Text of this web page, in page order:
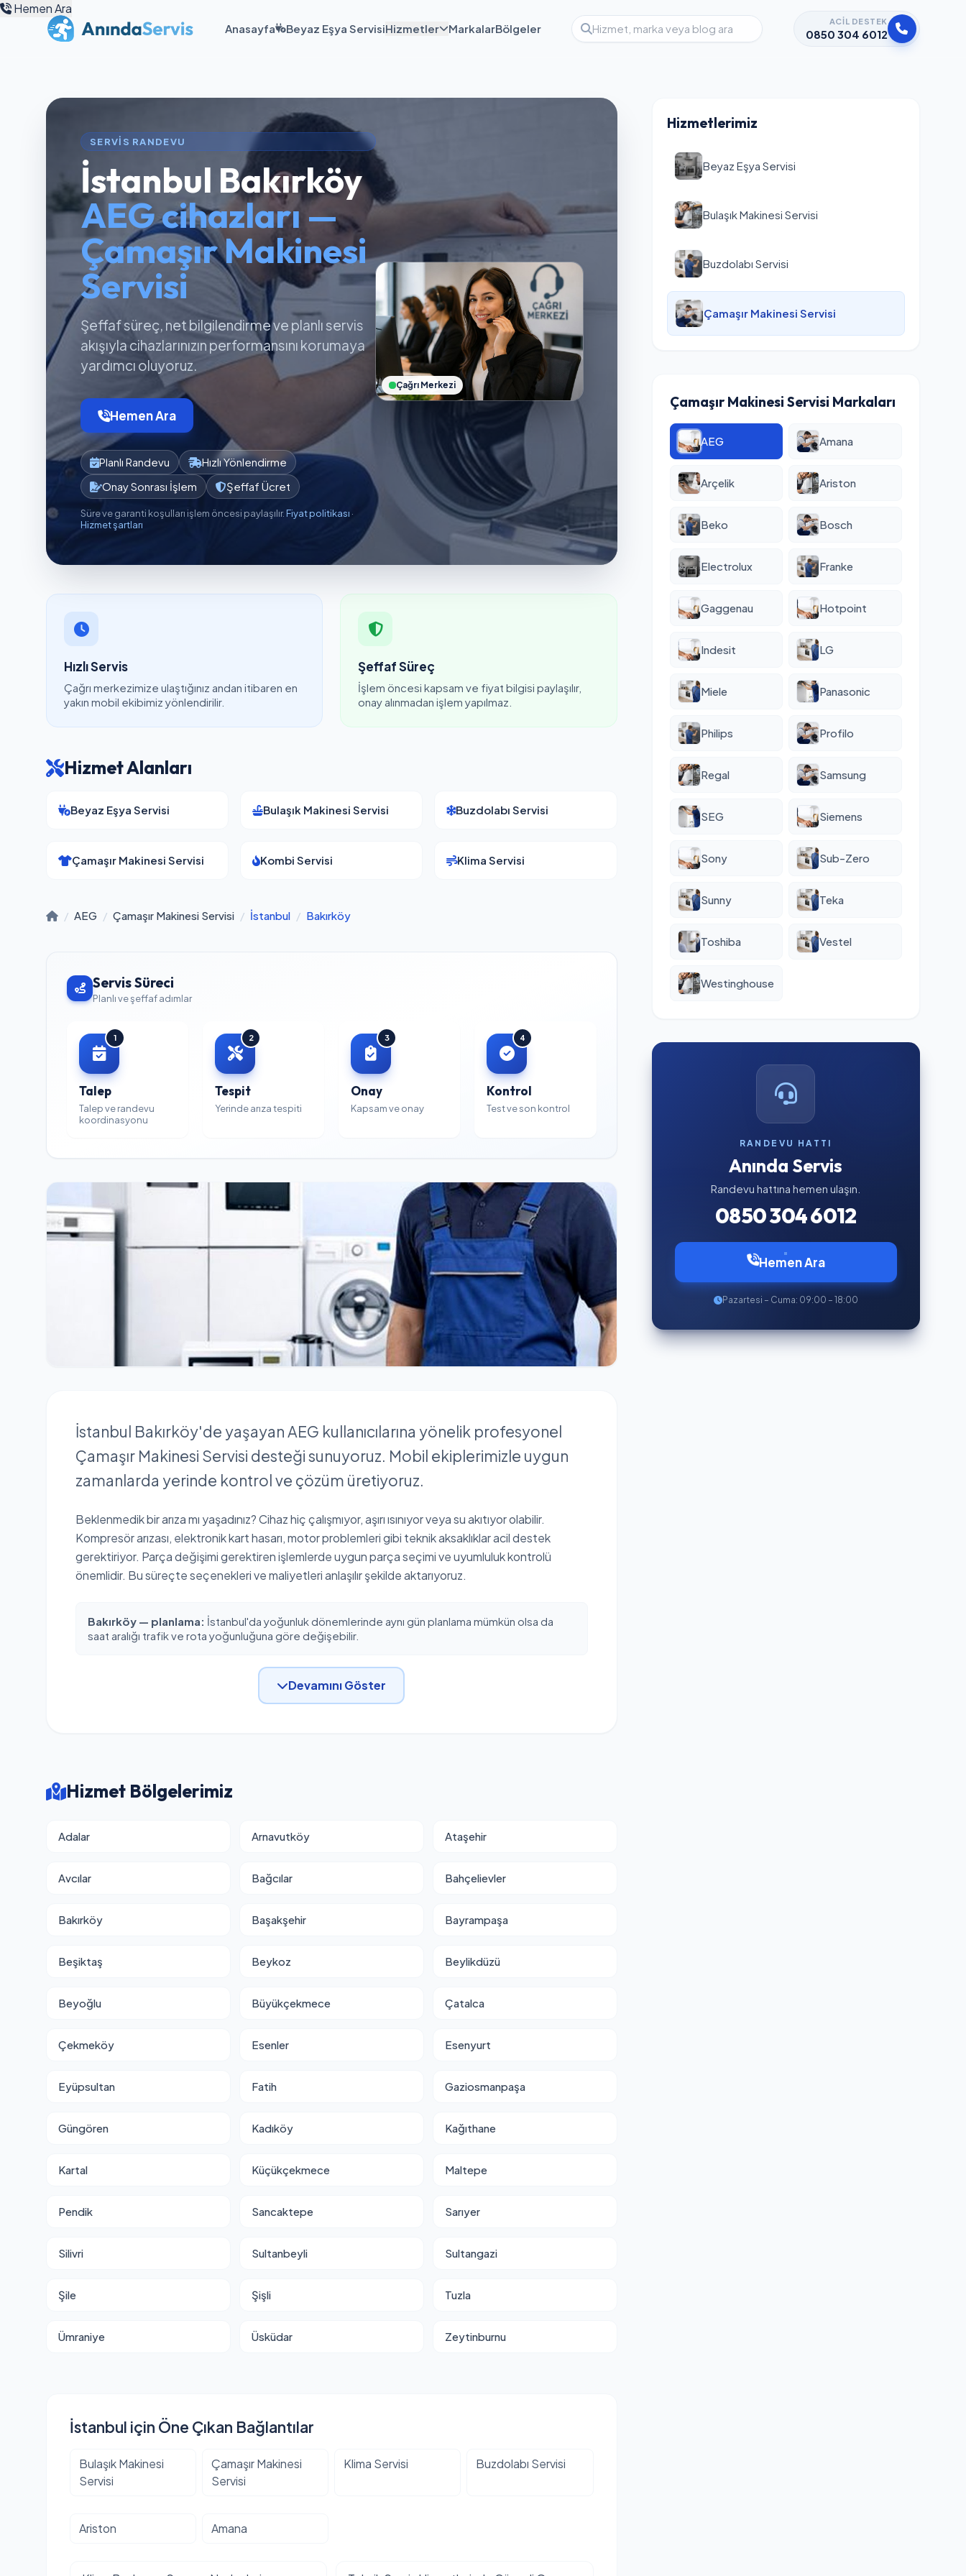
Anasayfa Beyaz Eşya ServisiHizmetler MarkalarBölgeler
ACIL DESTEK
0850 304 6012
Hemen Ara
SERVIS RANDEVU
İstanbul Bakırköy
AEG cihazları —
Çamaşır Makinesi
Servisi
Şeffaf süreç, net bilgilendirme ve planlı servis
akışıyla cihazlarınızın performansını korumaya
yardımcı oluyoruz.
Hemen Ara
Planlı Randevu
Hızlı Yönlendirme
Onay Sonrası İşlem
Şeffaf Ücret
Süre ve garanti koşulları işlem öncesi paylaşılır. Fiyat politikası ·
Hizmet şartları
Çağrı Merkezi
Hızlı Servis
Çağrı merkezimize ulaştığınız andan itibaren en
yakın mobil ekibimiz yönlendirilir.
Şeffaf Süreç
İşlem öncesi kapsam ve fiyat bilgisi paylaşılır,
onay alınmadan işlem yapılmaz.
Hizmet Alanları
Beyaz Eşya Servisi Bulaşık Makinesi Servisi Buzdolabı Servisi
Çamaşır Makinesi Servisi Kombi Servisi Klima Servisi
/ AEG / Çamaşır Makinesi Servisi / İstanbul / Bakırköy
Servis Süreci
Planlı ve şeffaf adımlar
1
Talep
Talep ve randevu
koordinasyonu
2
Tespit
Yerinde arıza tespiti
3
Onay
Kapsam ve onay
4
Kontrol
Test ve son kontrol
İstanbul Bakırköy'de yaşayan AEG kullanıcılarına yönelik profesyonel
Çamaşır Makinesi Servisi desteği sunuyoruz. Mobil ekiplerimizle uygun
zamanlarda yerinde kontrol ve çözüm üretiyoruz.
Beklenmedik bir arıza mı yaşadınız? Cihaz hiç çalışmıyor, aşırı ısınıyor veya su akıtıyor olabilir.
Kompresör arızası, elektronik kart hasarı, motor problemleri gibi teknik aksaklıklar acil destek
gerektiriyor. Parça değişimi gerektiren işlemlerde uygun parça seçimi ve uyumluluk kontrolü
önemlidir. Bu süreçte seçenekleri ve maliyetleri anlaşılır şekilde aktarıyoruz.
Bakırköy — planlama: İstanbul'da yoğunluk dönemlerinde aynı gün planlama mümkün olsa da
saat aralığı trafik ve rota yoğunluğuna göre değişebilir.
Devamını Göster
Hizmet Bölgelerimiz
Adalar Arnavutköy Ataşehir
Avcılar Bağcılar Bahçelievler
Bakırköy Başakşehir Bayrampaşa
Beşiktaş Beykoz Beylikdüzü
Beyoğlu Büyükçekmece Çatalca
Çekmeköy Esenler Esenyurt
Eyüpsultan Fatih Gaziosmanpaşa
Güngören Kadıköy Kağıthane
Kartal Küçükçekmece Maltepe
Pendik Sancaktepe Sarıyer
Silivri Sultanbeyli Sultangazi
Şile Şişli Tuzla
Ümraniye Üsküdar Zeytinburnu
İstanbul için Öne Çıkan Bağlantılar
Bulaşık Makinesi
Servisi
Çamaşır Makinesi
Servisi
Klima Servisi Buzdolabı Servisi
Ariston Amana
Hizmetlerimiz
Beyaz Eşya Servisi
Bulaşık Makinesi Servisi
Buzdolabı Servisi
Çamaşır Makinesi Servisi
Çamaşır Makinesi Servisi Markaları
AEG Amana
Arçelik Ariston
Beko Bosch
Electrolux Franke
Gaggenau Hotpoint
Indesit LG
Miele Panasonic
Philips Profilo
Regal Samsung
SEG Siemens
Sony Sub-Zero
Sunny Teka
Toshiba Vestel
Westinghouse
RANDEVU HATTI
Anında Servis
Randevu hattına hemen ulaşın.
0850 304 6012
Hemen Ara
Pazartesi – Cuma: 09:00 – 18:00